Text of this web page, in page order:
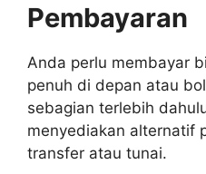
Pembayaran
Anda perlu membayar
penuh di depan atau
sebagian terlebih
menyediakan alternatif
transfer atau tunai.